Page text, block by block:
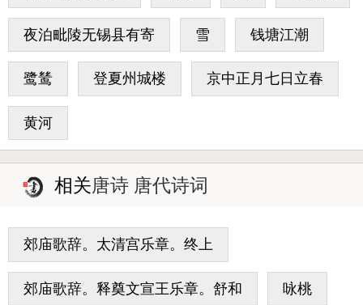
夜泊毗陵无锡县有寄 雪 钱塘江潮
鹭鸶 登夏州城楼 京中正月七日立春
黄河
相关唐诗 唐代诗词
郊庙歌辞。太清宫乐章。终上
郊庙歌辞。释奠文宣王乐章。舒和 咏桃